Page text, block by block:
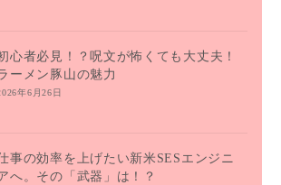
心者必見！？呪文が怖くても大丈夫！
ーメン豚山の魅力
年6月26日
事の効率を上げたい新米SESエンジニ
へ。その「武器」は！？